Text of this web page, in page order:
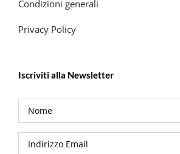
Condizioni generali
Privacy Policy
Iscriviti alla Newsletter